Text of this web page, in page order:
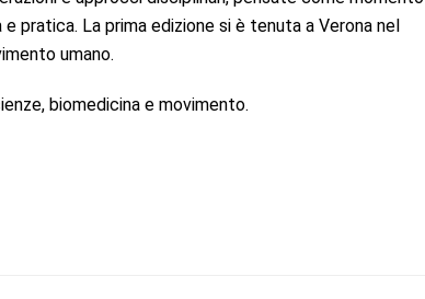
pratica. La prima edizione si è tenuta a Verona nel
umano.
biomedicina e movimento.